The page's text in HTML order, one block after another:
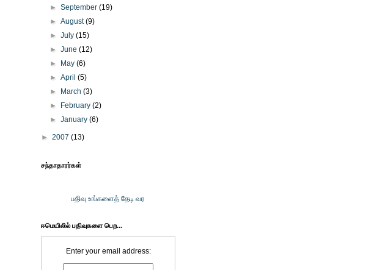
►September(19)
►August(9)
►July(15)
►June(12)
►
May(6)
►April(5)
►
March(3)
►
February(2)
►January(6)
► 2007 (13)
சந்தாதாரர்கள்
பதிவு உங்களைத் தேடி வர
ஈமெயிலில் பதிவுகளை பெற...
Enter your email address: